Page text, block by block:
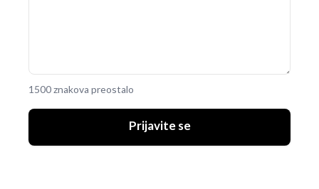
1500 znakova preostalo
Prijavite se